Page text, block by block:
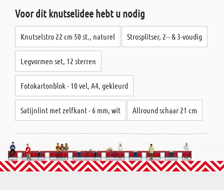
Voor dit knutselidee hebt u nodig
Knutselstro 22 cm 50 st., naturel Strosplitser, 2-- & 3-voudig
Legvormen set, 12 sterren
Fotokartonblok - 10 vel, A4, gekleurd
Satijnlint met zelfkant - 6 mm, wit Allround schaar 21 cm